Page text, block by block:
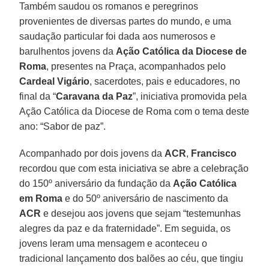
Também saudou os romanos e peregrinos
provenientes de diversas partes do mundo, e uma
saudação particular foi dada aos numerosos e
barulhentos jovens da Ação Católica da Diocese de
Roma, presentes na Praça, acompanhados pelo
Cardeal Vigário, sacerdotes, pais e educadores, no
final da “Caravana da Paz”, iniciativa promovida pela
Ação Católica da Diocese de Roma com o tema deste
ano: “Sabor de paz”.
Acompanhado por dois jovens da ACR, Francisco
recordou que com esta iniciativa se abre a celebração
do 150º aniversário da fundação da Ação Católica
em Roma e do 50º aniversário de nascimento da
ACR e desejou aos jovens que sejam “testemunhas
alegres da paz e da fraternidade”. Em seguida, os
jovens leram uma mensagem e aconteceu o
tradicional lançamento dos balões ao céu, que tingiu